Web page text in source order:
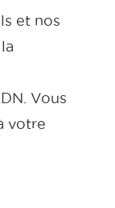
et nos
Vous
votre